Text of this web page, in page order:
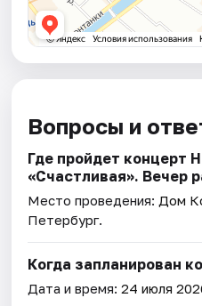
Вопросы и
Где пройдет концерт
«Счастливая». Вечер
Место проведения: Дом
Петербург.
Когда запланирован
Дата и время:24 июля